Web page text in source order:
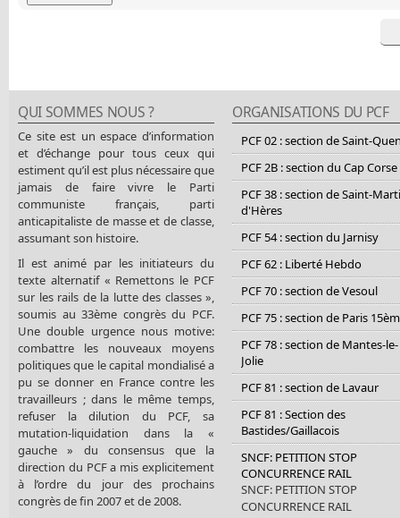
QUI SOMMES NOUS ?
Ce site est un espace d’information
et d’échange pour tous ceux qui
estiment qu’il est plus nécessaire que
jamais de faire vivre le Parti
communiste français, parti
anticapitaliste de masse et de classe,
assumant son histoire.
Il est animé par les initiateurs du
texte alternatif « Remettons le PCF
sur les rails de la lutte des classes »,
soumis au 33ème congrès du PCF.
Une double urgence nous motive:
combattre les nouveaux moyens
politiques que le capital mondialisé a
pu se donner en France contre les
travailleurs ; dans le même temps,
refuser la dilution du PCF, sa
mutation-liquidation dans la «
gauche » du consensus que la
direction du PCF a mis explicitement
à l’ordre du jour des prochains
congrès de fin 2007 et de 2008.
ORGANISATIONS DU PCF
PCF 02 : section de Saint-
PCF 2B : section du Cap Corse
PCF 38 : section de Saint-
d'Hères
PCF 54 : section du Jarnisy
PCF 62 : Liberté Hebdo
PCF 70 : section de Vesoul
PCF 75 : section de Paris
PCF 78 : section de Mantes-le-
Jolie
PCF 81 : section de Lavaur
PCF 81 : Section des
Bastides/Gaillacois
SNCF: PETITION STOP
CONCURRENCE RAIL
SNCF: PETITION STOP
CONCURRENCE RAIL